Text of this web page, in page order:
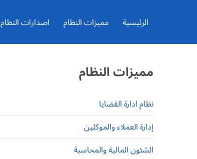
اصدارات النظام مميزات النظام الرئيسية
مميزات النظام
نظام ادارة القضايا
إدارة العملاء والموكلين
الشئون المالية والمحاسبة